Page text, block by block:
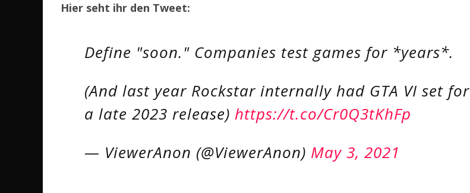
Hier seht ihr den Tweet:
Define "soon." Companies test games for *years*.
(And last year Rockstar internally had GTA VI set for
a late 2023 release) https://t.co/Cr0Q3tKhFp
— ViewerAnon (@ViewerAnon) May 3, 2021